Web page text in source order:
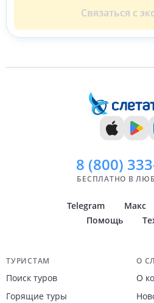
Связаться с
8 (800)
БЕСПЛАТНО В
Telegram Макс
Помощь
Навигация по
ТУРИСТАМ
Поиск туров
Горящие туры
О
О